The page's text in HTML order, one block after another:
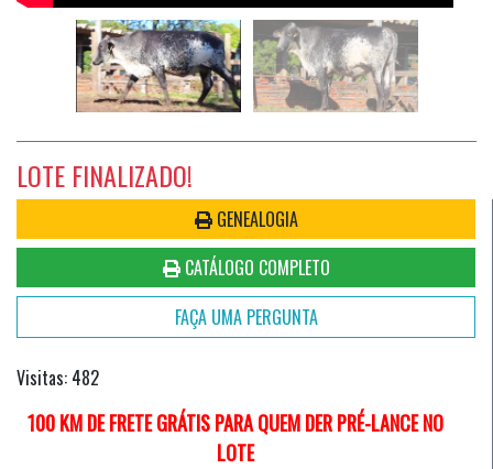
LOTE FINALIZADO!
GENEALOGIA
CATÁLOGO COMPLETO
FAÇA UMA PERGUNTA
Visitas: 482
100 KM DE FRETE GRÁTIS PARA QUEM DER PRÉ-LANCE NO
LOTE